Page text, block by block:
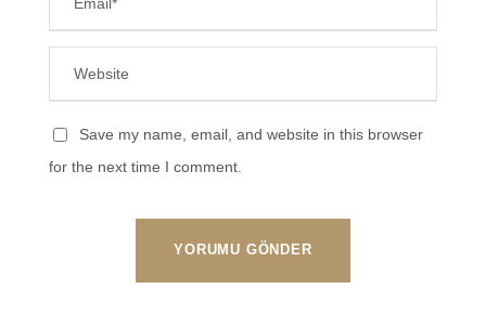
Save my name, email, and website in this browser
for the next time I comment.